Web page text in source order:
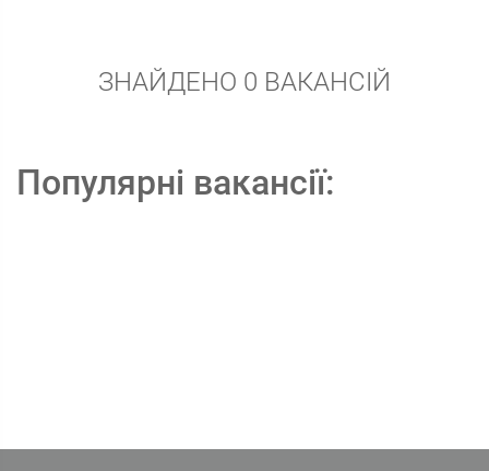
ЗНАЙДЕНО 0 ВАКАНСІЙ
Популярні вакансії: